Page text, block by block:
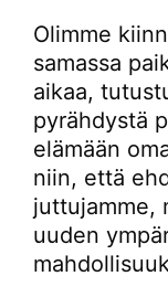
Olimme
samassa
aikaa,
pyrähdystä
elämään
niin, että
juttujamme,
uuden